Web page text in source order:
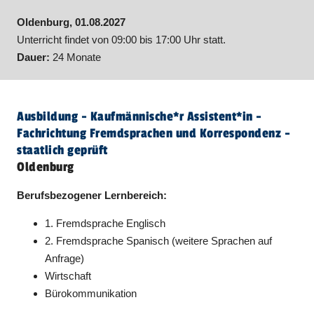
Oldenburg, 01.08.2027
Unterricht findet von 09:00 bis 17:00 Uhr statt.
Dauer: 24 Monate
Ausbildung - Kaufmännische*r Assistent​*in -
Fachrichtung Fremdsprachen und Korrespondenz -
staatlich geprüft
Oldenburg
Berufsbezogener Lernbereich:
1. Fremdsprache Englisch
2. Fremdsprache Spanisch (weitere Sprachen auf
Anfrage)
Wirtschaft
Bürokommunikation